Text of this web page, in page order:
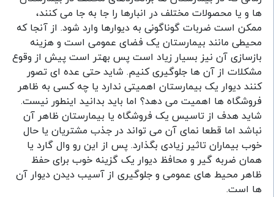
ها و یا محصولات مختلف در انبارها را جا به جا می کنند،
ممکن است ضربات گوناگونی به دیوارها وارد شود. از آنجا که
محیطی مانند بیمارستان یک فضای عمومی است و هزینه
بازسازی آن نیز بسیار زیاد است پس بهتر است پیش از وقوع
مشکلات از آن ها جلوگیری کنیم. شاید حتی عده ای تصور
کنند دیوار یک بیمارستان اهمیتی ندارد یا چه کسی به ظاهر
فروشگاه ها اهمیت می دهد؟ اما باید بدانید اینطور نیست.
شاید هدف از تاسیس یک فروشگاه یا بیمارستان ظاهر آن
نباشد اما قطعا نمای آن می تواند در جذب مشتریان یا حال
خوب بیماران تاثیر زیادی بگذارد. پس از این رو وال گارد یا
همان ضربه گیر و محافظ دیوار یک گزینه خوب برای حفظ
ظاهر محیط های عمومی و جلوگیری از آسیب دیدن دیوار آن
ها است.